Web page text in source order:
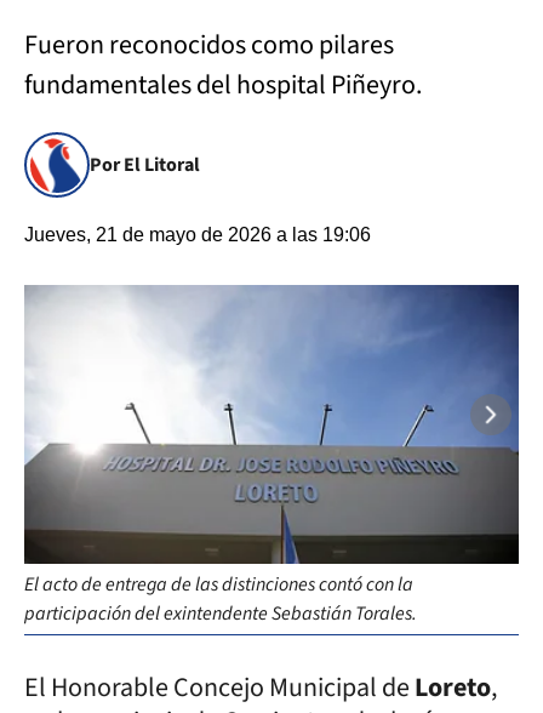
Fueron reconocidos como pilares
fundamentales del hospital Piñeyro.
Por El Litoral
Jueves, 21 de mayo de 2026 a las 19:06
El acto de entrega de las distinciones contó con la
participación del exintendente Sebastián Torales.
El Honorable Concejo Municipal deLoreto,